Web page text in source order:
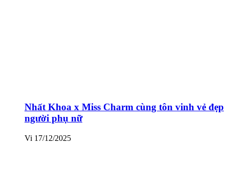
Nhất Khoa x Miss Charm cùng tôn vinh vẻ đẹp
người phụ nữ
Vi 17/12/2025